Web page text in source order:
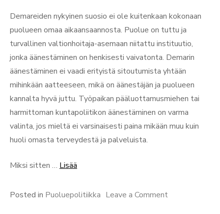
Demareiden nykyinen suosio ei ole kuitenkaan kokonaan
puolueen omaa aikaansaannosta. Puolue on tuttu ja
turvallinen valtionhoitaja-asemaan niitattu instituutio,
jonka äänestäminen on henkisesti vaivatonta. Demarin
äänestäminen ei vaadi erityistä sitoutumista yhtään
mihinkään aatteeseen, mikä on äänestäjän ja puolueen
kannalta hyvä juttu. Työpaikan pääluottamusmiehen tai
harmittoman kuntapoliitikon äänestäminen on varma
valinta, jos mieltä ei varsinaisesti paina mikään muu kuin
huoli omasta terveydestä ja palveluista.
Miksi sitten … Lisää
sosialidemokraattinen
Posted in Puoluepolitiikka Leave a Commenton